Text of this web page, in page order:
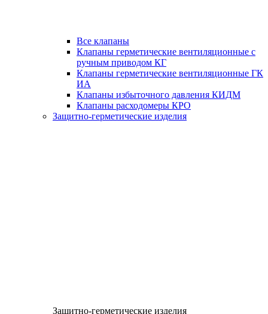
Все клапаны
Клапаны герметические вентиляционные с
ручным приводом КГ
Клапаны герметические вентиляционные ГК
ИА
Клапаны избыточного давления КИДМ
Клапаны расходомеры КРО
Защитно-герметические изделия
Защитно-герметические изделия